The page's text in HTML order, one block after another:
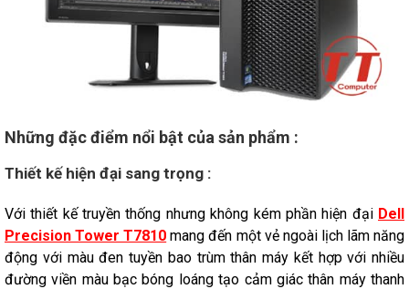
Những đặc điểm nổi bật của sản phẩm :
Thiết kế hiện đại sang trọng :
Với thiết kế truyền thống nhưng không kém phần hiện đại Dell
Precision Tower T7810 mang đến một vẻ ngoài lịch lãm năng
động với màu đen tuyền bao trùm thân máy kết hợp với nhiều
đường viền màu bạc bóng loáng tạo cảm giác thân máy thanh